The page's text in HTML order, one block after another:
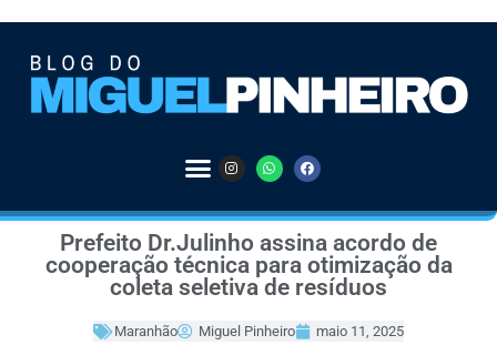
Prefeito Dr.Julinho assina acordo de
cooperação técnica para otimização da
coleta seletiva de resíduos
Maranhão Miguel Pinheiro maio 11, 2025